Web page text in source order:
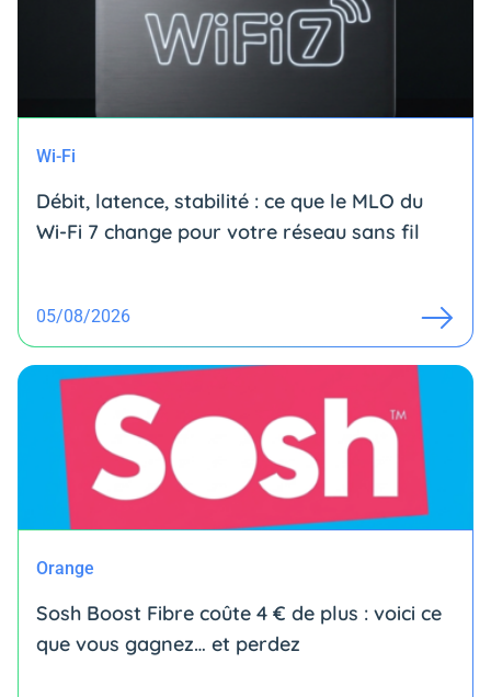
Wi-Fi
Débit, latence, stabilité : ce que le MLO du
Wi-Fi 7 change pour votre réseau sans fil
05/08/2026
Orange
Sosh Boost Fibre coûte 4 € de plus : voici ce
que vous gagnez… et perdez